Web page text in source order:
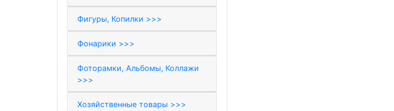
Фигуры, Копилки >>>
Фонарики >>>
Фоторамки, Альбомы, Коллажи
>>>
Хозяйственные товары >>>